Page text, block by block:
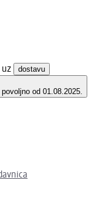
uz dostavu
od 01.08.2025.